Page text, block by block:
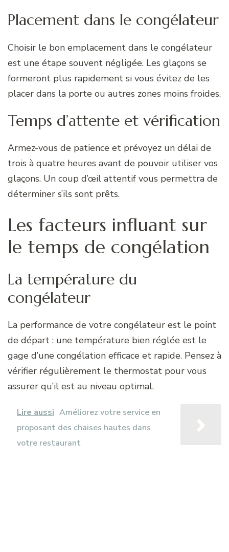
Placement dans le congélateur
Choisir le bon emplacement dans le congélateur
est une étape souvent négligée. Les glaçons se
formeront plus rapidement si vous évitez de les
placer dans la porte ou autres zones moins froides.
Temps d’attente et vérification
Armez-vous de patience et prévoyez un délai de
trois à quatre heures avant de pouvoir utiliser vos
glaçons. Un coup d’œil attentif vous permettra de
déterminer s’ils sont prêts.
Les facteurs influant sur
le temps de congélation
La température du
congélateur
La performance de votre congélateur est le point
de départ : une température bien réglée est le
gage d’une congélation efficace et rapide. Pensez à
vérifier régulièrement le thermostat pour vous
assurer qu’il est au niveau optimal.
Lire aussi Améliorez votre service en
proposant des chaises hautes dans
votre restaurant